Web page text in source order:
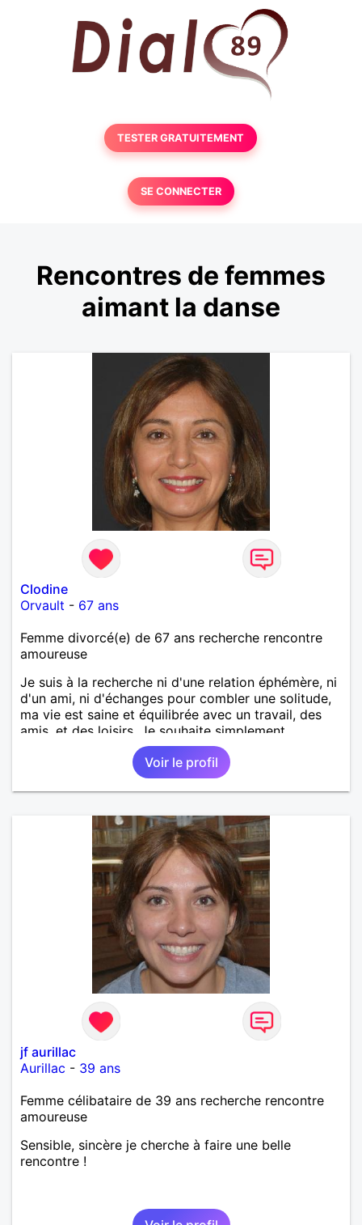
TESTER GRATUITEMENT
SE CONNECTER
Rencontres de femmes
aimant la danse
Clodine
Orvault - 67 ans
Femme divorcé(e) de 67 ans recherche rencontre
amoureuse
Je suis à la recherche ni d'une relation éphémère, ni
d'un ami, ni d'échanges pour combler une solitude,
ma vie est saine et équilibrée avec un travail, des
amis, et des loisirs. Je souhaite simplement
rencontrer un homme de la région de Orvault qui
recherche une relation sérieuse !
Voir le profil
jf aurillac
Aurillac - 39 ans
Femme célibataire de 39 ans recherche rencontre
amoureuse
Sensible, sincère je cherche à faire une belle
rencontre !